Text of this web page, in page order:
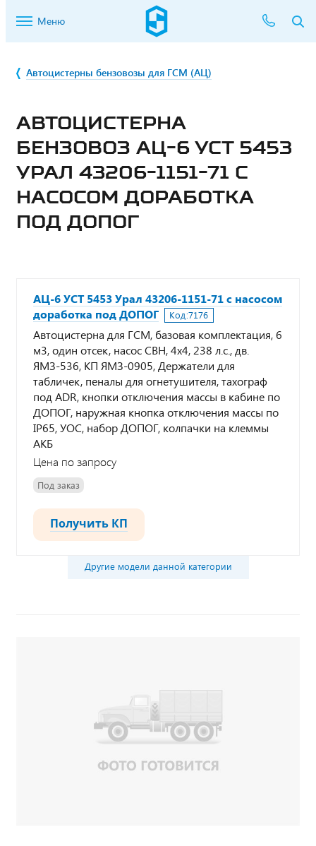
Меню
Автоцистерны бензовозы для ГСМ (АЦ)
АВТОЦИСТЕРНА
БЕНЗОВОЗ АЦ-6 УСТ 5453
УРАЛ 43206-1151-71 С
НАСОСОМ ДОРАБОТКА
ПОД ДОПОГ
АЦ-6 УСТ 5453 Урал 43206-1151-71 с насосом
доработка под ДОПОГ
Код:7176
Автоцистерна для ГСМ, базовая комплектация, 6
м3, один отсек, насос СВН, 4х4, 238 л.с., дв.
ЯМЗ-536, КП ЯМЗ-0905, Держатели для
табличек, пеналы для огнетушителя, тахограф
под ADR, кнопки отключения массы в кабине по
ДОПОГ, наружная кнопка отключения массы по
IP65, УОС, набор ДОПОГ, колпачки на клеммы
АКБ
Цена по запросу
Под заказ
Получить КП
Другие модели данной категории